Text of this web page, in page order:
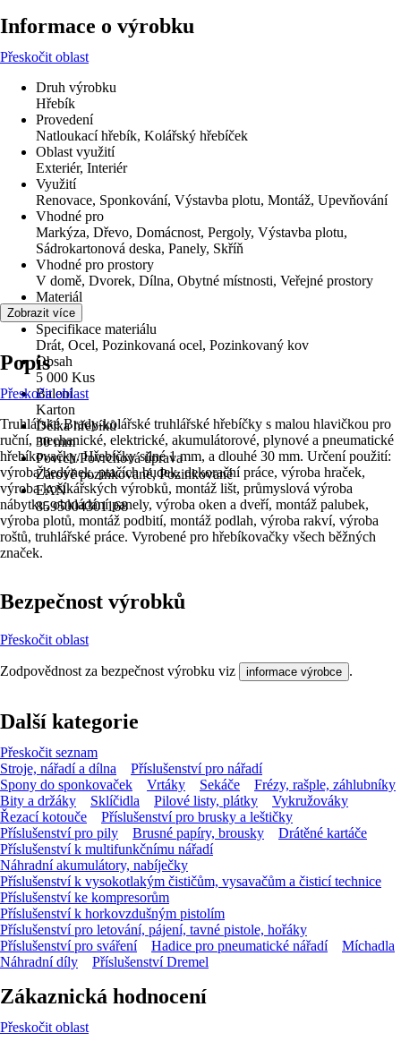
Informace o výrobku
Přeskočit oblast
Druh výrobku
Hřebík
Provedení
Natloukací hřebík, Kolářský hřebíček
Oblast využití
Exteriér, Interiér
Využití
Renovace, Sponkování, Výstavba plotu, Montáž, Upevňování
Vhodné pro
Markýza, Dřevo, Domácnost, Pergoly, Výstavba plotu,
Sádrokartonová deska, Panely, Skříň
Vhodné pro prostory
V domě, Dvorek, Dílna, Obytné místnosti, Veřejné prostory
Materiál
Ocel
Specifikace materiálu
Drát, Ocel, Pozinkovaná ocel, Pozinkovaný kov
Obsah
5 000 Kus
Balení
Karton
Délka hřebíků
30 mm
Povrch/Povrchová úprava
Žárově pozinkované, Pozinkované
EAN
8595004301168
Zobrazit více
Popis
Přeskočit oblast
Truhlářské Brady-kolářské truhlářské hřebíčky s malou hlavičkou pro
ruční, mechanické, elektrické, akumulátorové, plynové a pneumatické
hřebíkovačky. Hřebíčky silné 1 mm, a dlouhé 30 mm. Určení použití:
výroba bedýnek, ptačích budek, dekorační práce, výroba hraček,
výroba košíkářských výrobků, montáž lišt, průmyslová výroba
nábytku, obkládání panely, výroba oken a dveří, montáž palubek,
výroba plotů, montáž podbití, montáž podlah, výroba rakví, výroba
roštů, truhlářské práce. Vyrobené pro hřebíkovačky všech běžných
značek.
Bezpečnost výrobků
Přeskočit oblast
Zodpovědnost za bezpečnost výrobku viz informace výrobce .
Další kategorie
Přeskočit seznam
Stroje, nářadí a dílna
Příslušenství pro nářadí
Spony do sponkovaček
Vrtáky Sekáče
Frézy, rašple, záhlubníky
Bity a držáky
Sklíčidla Pilové listy, plátky
Vykružováky
Řezací kotouče
Příslušenství pro brusky a leštičky
Příslušenství pro pily
Brusné papíry, brousky
Drátěné kartáče
Příslušenství k multifunkčnímu nářadí
Náhradní akumulátory, nabíječky
Příslušenství k vysokotlakým čističům, vysavačům a čisticí technice
Příslušenství ke kompresorům
Příslušenství k horkovzdušným pistolím
Příslušenství pro letování, pájení, tavné pistole, hořáky
Příslušenství pro sváření
Hadice pro pneumatické nářadí
Míchadla
Náhradní díly
Příslušenství Dremel
Zákaznická hodnocení
Přeskočit oblast